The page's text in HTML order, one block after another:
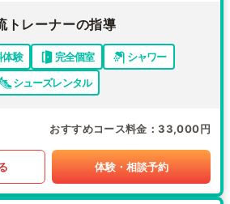
トレーナーの指導
体験 完全個室
シャワー
シューズレンタル
おすすめコース料金 33,000円
体験・相談予約